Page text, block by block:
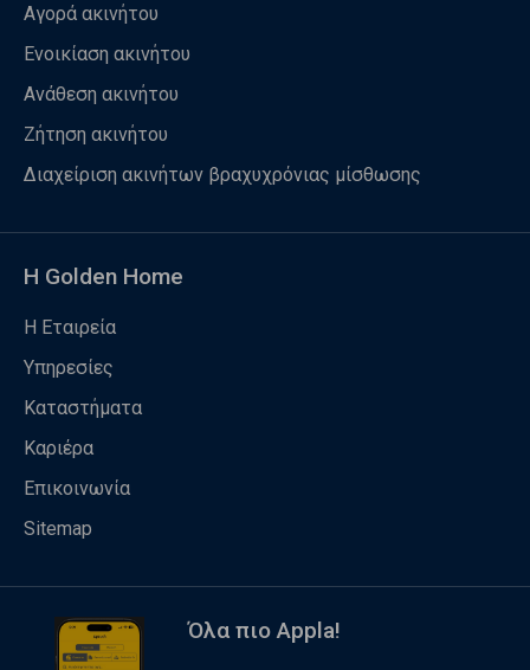
Αγορά ακινήτου
Ενοικίαση ακινήτου
Ανάθεση ακινήτου
Ζήτηση ακινήτου
Διαχείριση ακινήτων βραχυχρόνιας μίσθωσης
Η Golden Home
Η Εταιρεία
Υπηρεσίες
Καταστήματα
Καριέρα
Επικοινωνία
Sitemap
Όλα πιο Appla!